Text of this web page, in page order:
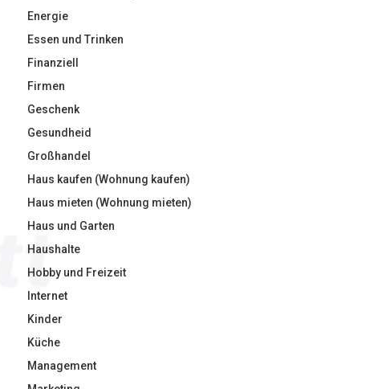
Energie
Essen und Trinken
Finanziell
Firmen
Geschenk
Gesundheid
Großhandel
Haus kaufen (Wohnung kaufen)
Haus mieten (Wohnung mieten)
Haus und Garten
Haushalte
Hobby und Freizeit
Internet
Kinder
Küche
Management